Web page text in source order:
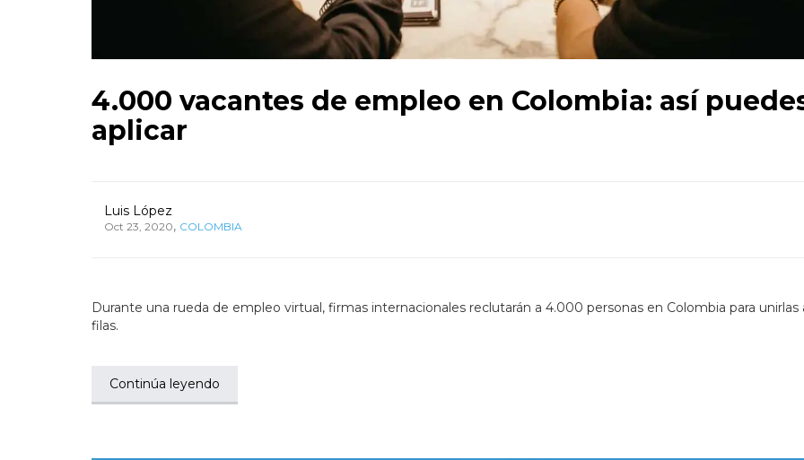
4.000 vacantes de empleo en Colombia: así
aplicar
Luis López
Oct 23, 2020, COLOMBIA
Durante una rueda de empleo virtual, firmas internacionales reclutarán a 4.000 personas en Colombia para unirlas
filas.
Continúa leyendo